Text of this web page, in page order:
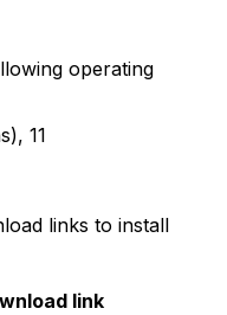
operating
11
links to install
link